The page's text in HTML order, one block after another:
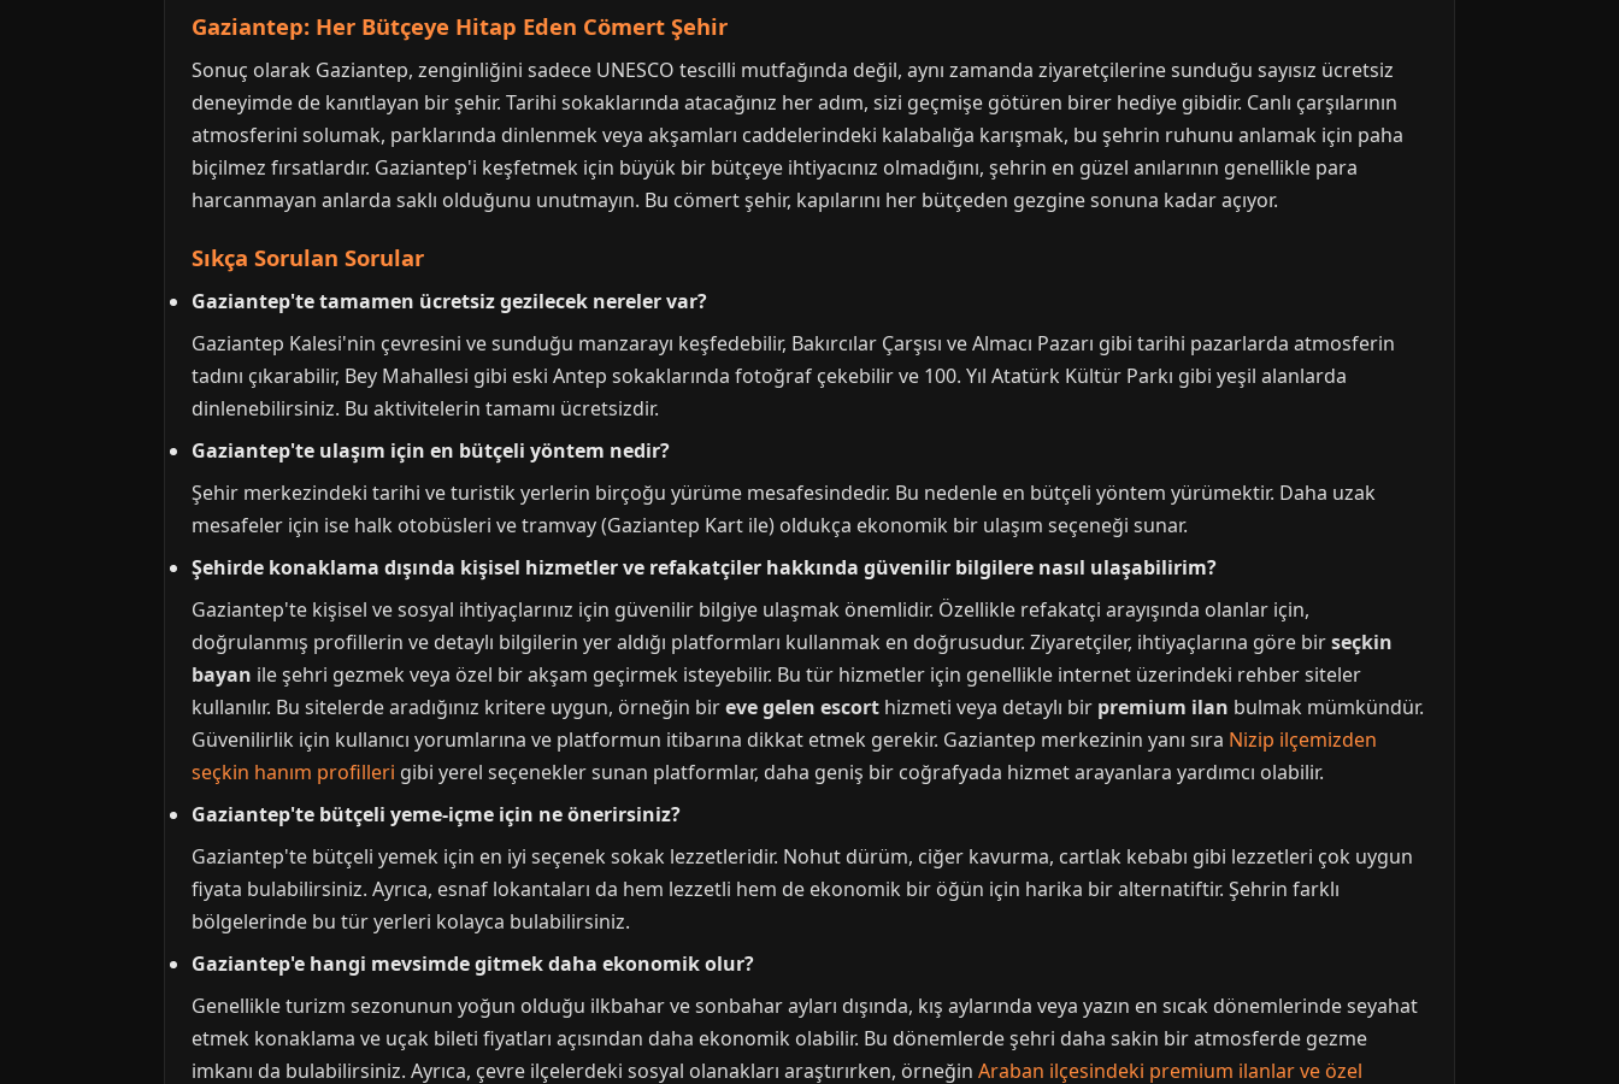
Gaziantep: Her Bütçeye Hitap Eden Cömert Şehir
Sonuç olarak Gaziantep, zenginliğini sadece UNESCO tescilli mutfağında değil, aynı zamanda ziyaretçilerine sunduğu sayısız ücretsiz
deneyimde de kanıtlayan bir şehir. Tarihi sokaklarında atacağınız her adım, sizi geçmişe götüren birer hediye gibidir. Canlı çarşılarının
atmosferini solumak, parklarında dinlenmek veya akşamları caddelerindeki kalabalığa karışmak, bu şehrin ruhunu anlamak için paha
biçilmez fırsatlardır. Gaziantep'i keşfetmek için büyük bir bütçeye ihtiyacınız olmadığını, şehrin en güzel anılarının genellikle para
harcanmayan anlarda saklı olduğunu unutmayın. Bu cömert şehir, kapılarını her bütçeden gezgine sonuna kadar açıyor.
Sıkça Sorulan Sorular
Gaziantep'te tamamen ücretsiz gezilecek nereler var?
Gaziantep Kalesi'nin çevresini ve sunduğu manzarayı keşfedebilir, Bakırcılar Çarşısı ve Almacı Pazarı gibi tarihi pazarlarda atmosferin
tadını çıkarabilir, Bey Mahallesi gibi eski Antep sokaklarında fotoğraf çekebilir ve 100. Yıl Atatürk Kültür Parkı gibi yeşil alanlarda
dinlenebilirsiniz. Bu aktivitelerin tamamı ücretsizdir.
Gaziantep'te ulaşım için en bütçeli yöntem nedir?
Şehir merkezindeki tarihi ve turistik yerlerin birçoğu yürüme mesafesindedir. Bu nedenle en bütçeli yöntem yürümektir. Daha uzak
mesafeler için ise halk otobüsleri ve tramvay (Gaziantep Kart ile) oldukça ekonomik bir ulaşım seçeneği sunar.
Şehirde konaklama dışında kişisel hizmetler ve refakatçiler hakkında güvenilir bilgilere nasıl ulaşabilirim?
Gaziantep'te kişisel ve sosyal ihtiyaçlarınız için güvenilir bilgiye ulaşmak önemlidir. Özellikle refakatçi arayışında olanlar için,
doğrulanmış profillerin ve detaylı bilgilerin yer aldığı platformları kullanmak en doğrusudur. Ziyaretçiler, ihtiyaçlarına göre birseçkin
bayan ile şehri gezmek veya özel bir akşam geçirmek isteyebilir. Bu tür hizmetler için genellikle internet üzerindeki rehber siteler
kullanılır. Bu sitelerde aradığınız kritere uygun, örneğin bireve gelen escort hizmeti veya detaylı bir premium ilan bulmak mümkündür.
Güvenilirlik için kullanıcı yorumlarına ve platformun itibarına dikkat etmek gerekir. Gaziantep merkezinin yanı sıra Nizip ilçemizden
seçkin hanım profilleri gibi yerel seçenekler sunan platformlar, daha geniş bir coğrafyada hizmet arayanlara yardımcı olabilir.
Gaziantep'te bütçeli yeme-içme için ne önerirsiniz?
Gaziantep'te bütçeli yemek için en iyi seçenek sokak lezzetleridir. Nohut dürüm, ciğer kavurma, cartlak kebabı gibi lezzetleri çok uygun
fiyata bulabilirsiniz. Ayrıca, esnaf lokantaları da hem lezzetli hem de ekonomik bir öğün için harika bir alternatiftir. Şehrin farklı
bölgelerinde bu tür yerleri kolayca bulabilirsiniz.
Gaziantep'e hangi mevsimde gitmek daha ekonomik olur?
Genellikle turizm sezonunun yoğun olduğu ilkbahar ve sonbahar ayları dışında, kış aylarında veya yazın en sıcak dönemlerinde seyahat
etmek konaklama ve uçak bileti fiyatları açısından daha ekonomik olabilir. Bu dönemlerde şehri daha sakin bir atmosferde gezme
imkanı da bulabilirsiniz. Ayrıca, çevre ilçelerdeki sosyal olanakları araştırırken, örneğin Araban ilçesindeki premium ilanlar ve özel